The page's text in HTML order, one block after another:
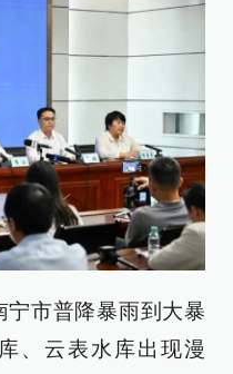
宁市普降暴雨到大暴
、云表水库出现漫